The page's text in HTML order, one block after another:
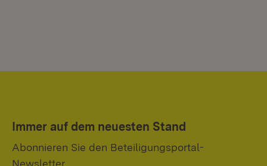
Immer auf dem neuesten Stand
Abonnieren Sie den Beteiligungsportal-
Newsletter.